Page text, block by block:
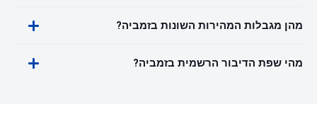
מהן מגבלות המהירות השונות בזמביה?
מהי שפת הדיבור הרשמית בזמביה?